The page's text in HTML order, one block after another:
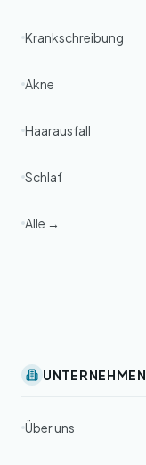
Krankschreibung
Akne
Haarausfall
Schlaf
Alle →
UNTERNEHMEN
Über uns